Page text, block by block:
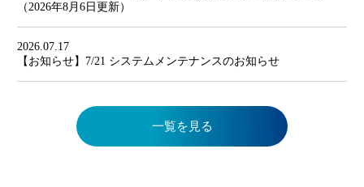
（2026年8月6日更新）
2026.07.17
【お知らせ】7/21 システムメンテナンスのお知らせ
一覧を見る